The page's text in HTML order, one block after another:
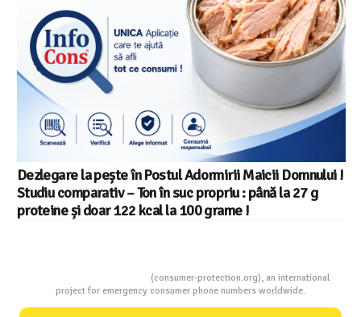
Dezlegare la pește în Postul Adormirii Maicii Domnului !
Studiu comparativ – Ton în suc propriu : până la 27 g
proteine și doar 122 kcal la 100 grame !
(consumer-protection.org), an international
project for emergency consumer phone numbers worldwide.